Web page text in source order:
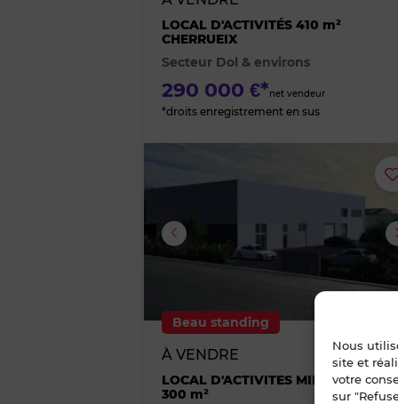
Nous
site et
votre
sur
LOCAL D'ACTIVITÉS 410 m²
CHERRUEIX
Secteur Dol & environs
290 000 €*net vendeur
*droits enregistrement en sus
Beau standing
À VENDRE
LOCAL D'ACTIVITES MINIAC-
300 m²